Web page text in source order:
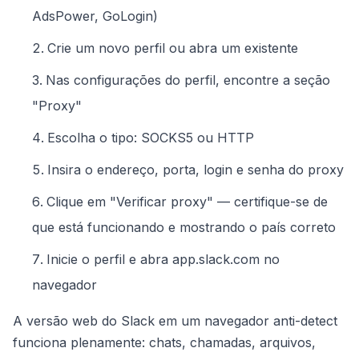
AdsPower, GoLogin)
Crie um novo perfil ou abra um existente
Nas configurações do perfil, encontre a seção
"Proxy"
Escolha o tipo: SOCKS5 ou HTTP
Insira o endereço, porta, login e senha do proxy
Clique em "Verificar proxy" — certifique-se de
que está funcionando e mostrando o país correto
Inicie o perfil e abra app.slack.com no
navegador
A versão web do Slack em um navegador anti-detect
funciona plenamente: chats, chamadas, arquivos,